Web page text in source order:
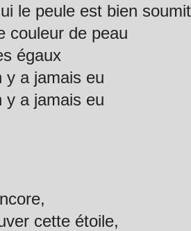
le peule est bien soumit
couleur de peau
égaux
y a jamais eu
y a jamais eu
cette étoile,